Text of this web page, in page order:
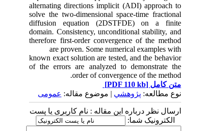
alternating directions implicit (ADI) approach to
solve the two-dimensional space-time fractional
diffusion equation (2DSTFDE) on a finite
domain. Consistency, unconditional stability, and
therefore first-order convergence of the method
are proven. Some numerical examples with
known exact solution are tested, and the behavior
of the errors are analyzed to demonstrate the
order of convergence of the method.
متن کامل[PDF 110 kb]
نوع مطالعه:پژوهشي| موضوع مقاله:عمومى
ارسال نظر درباره این مقاله : نام کاربری یا پست
الکترونیک شما: